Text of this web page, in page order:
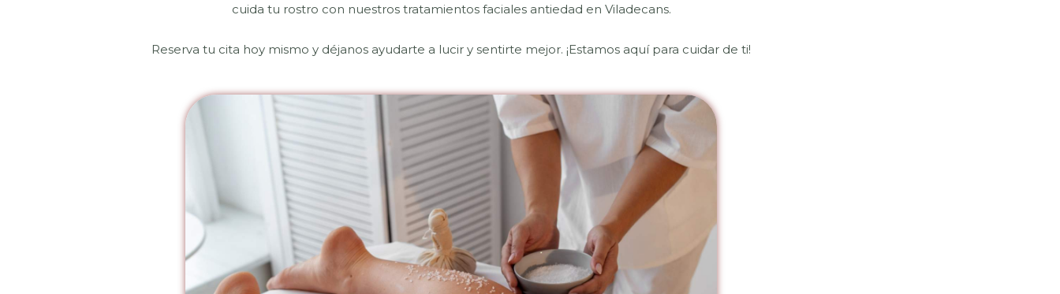
cuida tu rostro con nuestros tratamientos faciales antiedad en Viladecans.
Reserva tu cita hoy mismo y déjanos ayudarte a lucir y sentirte mejor. ¡Estamos aquí para cuidar de ti!